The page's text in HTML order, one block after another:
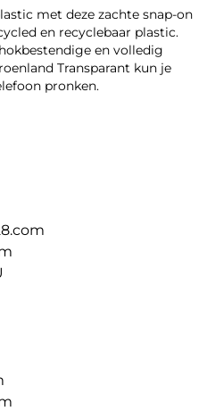
met deze zachte snap-on
en recyclebaar plastic.
en volledig
Transparant kun je
pronken.